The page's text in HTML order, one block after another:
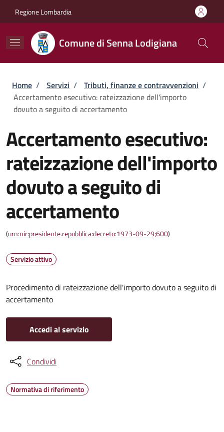
Regione Lombardia
Comune di Senna Lodigiana
Briciole di pane
Home / Servizi / Tributi, finanze e contravvenzioni /
Accertamento esecutivo: rateizzazione dell'importo
dovuto a seguito di accertamento
Accertamento esecutivo:
rateizzazione dell'importo
dovuto a seguito di
accertamento
(urn:nir:presidente.repubblica:decreto:1973-09-29;600)
Servizio attivo
Procedimento di rateizzazione dell'importo dovuto a seguito di
accertamento
Accedi al servizio
Condividi
Normativa di riferimento